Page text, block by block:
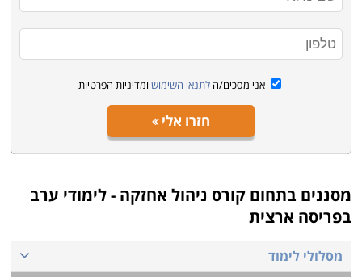
אני מסכים/ה לתנאי השימוש ומדיניות הפרטיות
חזרו אלי
מסננים בתחום קורס ניהול אחזקה - לימודי ערב
בפריסה ארצית
מסלולי לימוד